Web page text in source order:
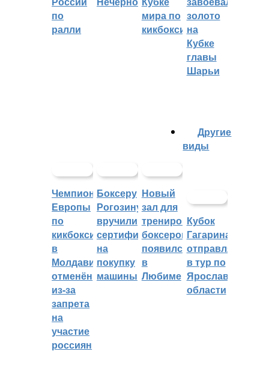
по
ралли
мира по
кикбоксингу
золото
на
Кубке
главы
Шарьи
Чемпионат
Европы
по
кикбоксингу
в
Молдавии
отменён
из-за
запрета
на
участие
россиян
Боксеру
Рогозину
вручили
сертификат
на
покупку
машины
Новый
зал для
тренировок
боксеров
появился
в
Любиме
Другие
виды
Кубок
Гагарина
отправляется
в тур по
Ярославской
области